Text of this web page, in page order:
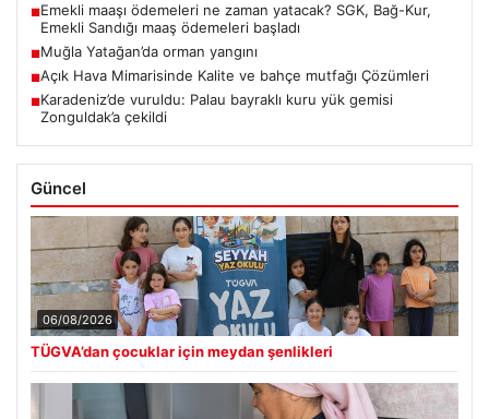
■Emekli maaşı ödemeleri ne zaman yatacak? SGK, Bağ-Kur,
Emekli Sandığı maaş ödemeleri başladı
■Muğla Yatağan’da orman yangını
■Açık Hava Mimarisinde Kalite ve bahçe mutfağı Çözümleri
■Karadeniz’de vuruldu: Palau bayraklı kuru yük gemisi
Zonguldak’a çekildi
Güncel
06/08/2026
TÜGVA’dan çocuklar için meydan şenlikleri